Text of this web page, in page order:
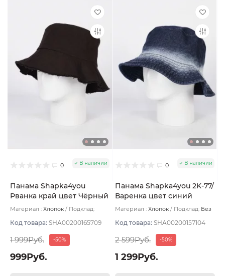
0 В наличии
Панама Shapka4you
Рванка край цвет Чёрный
Материал : Хлопок
Подклад:
Код товара: SHA00200165709
1 999Руб. -50%
999Руб.
0 В наличии
Панама Shapka4you 2K-77/
Варенка цвет синий
светлый
Материал : Хлопок Подклад: Без
Код товара: SHA00200157104
2 599Руб. -50%
1 299Руб.